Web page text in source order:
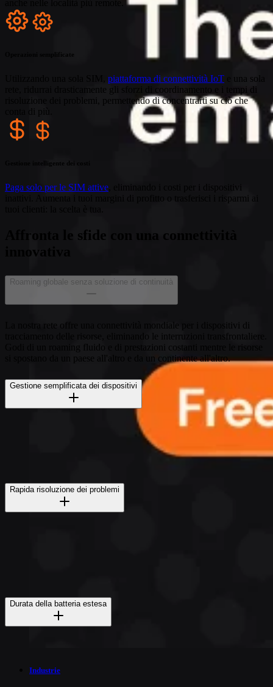
Industrie
Operazioni semplificate
piattaforma di connettività IoT e una sola
rete, ridurrai drasticamente gli sforzi di coordinamento e i tempi di
risoluzione dei problemi, permettendo di concentrarti su ciò che
conta di più.
Gestione intelligente dei costi
Paga solo per le SIM attive , eliminando i costi per i dispositivi
inattivi. Aumenta i tuoi margini di profitto o trasferisci i risparmi ai
Affronta le sfide con una connettività
innovativa
Roaming globale senza soluzione di continuità
La nostra rete offre una connettività mondiale per i dispositivi di
tracciamento delle risorse, eliminando le interruzioni transfrontaliere.
Godi di un roaming fluido e di prestazioni costanti mentre le risorse
si spostano da un paese all'altro e da un continente all'altro.
Gestione semplificata dei dispositivi
Rapida risoluzione dei problemi
Durata della batteria estesa